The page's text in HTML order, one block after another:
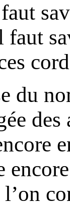
faut
du